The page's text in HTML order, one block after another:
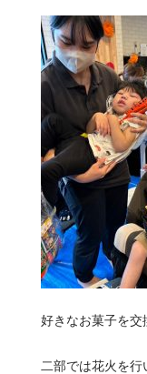
好きなお菓子を交
二部では花火を行